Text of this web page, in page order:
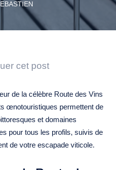
cet post
de la célèbre Route des Vins
œnotouristiques permettent de
et domaines
pour tous les profils, suivis de
de votre escapade viticole.